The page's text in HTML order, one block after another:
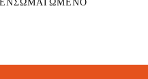
ΕΝΣΩΜΑΤΩΜΕΝΟ